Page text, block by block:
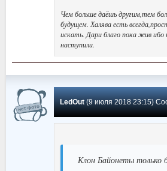
Чем больше даёшь другим,тем
будущем. Халява есть
искать. Дари благо пока жив
наступили.
LedOut(9 июля 2018 23:15)
Клон Байонеты только